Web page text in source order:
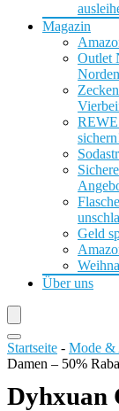
Magazin
Outlet
REWE
Geld
Über uns
Startseite - Mode &
Damen – 50%
Dyhxuan